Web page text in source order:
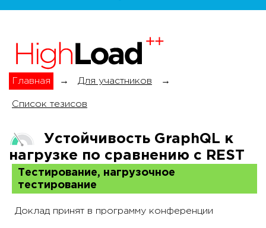
Главная → Для участников →
Список тезисов
Устойчивость GraphQL к
нагрузке по сравнению с REST
Тестирование, нагрузочное
тестирование
Доклад принят в программу конференции